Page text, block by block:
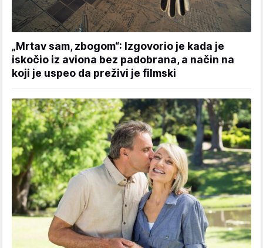
„Mrtav sam, zbogom“: Izgovorio je kada je
iskočio iz aviona bez padobrana, a način na
koji je uspeo da preživi je filmski